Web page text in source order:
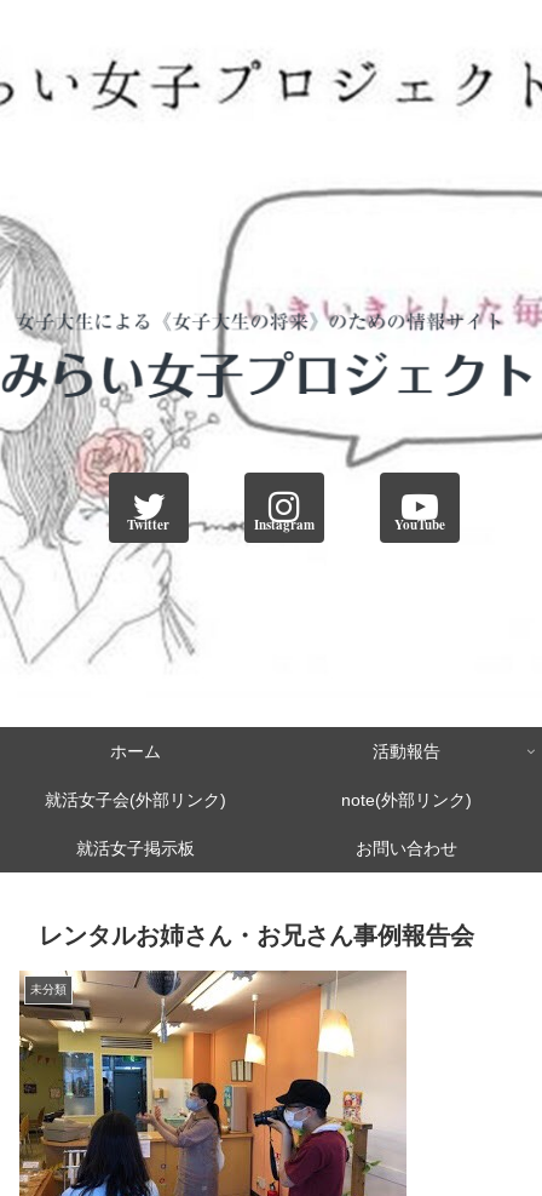
Twitter Instagram YouTube
ホーム 活動報告
就活女子会(外部リンク) note(外部リンク)
就活女子掲示板 お問い合わせ
レンタルお姉さん・お兄さん事例報告会
未分類